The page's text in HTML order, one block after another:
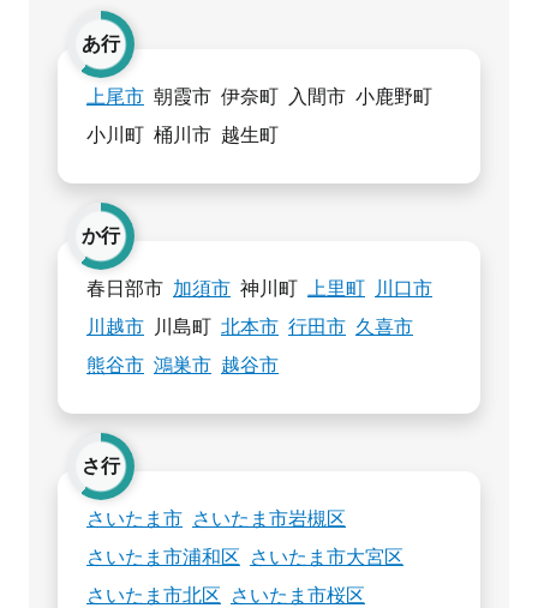
あ行
上尾市 朝霞市 伊奈町 入間市 小鹿野町
小川町 桶川市 越生町
か行
春日部市 加須市 神川町 上里町
川口市
川越市
川島町 北本市 行田市 久喜市
熊谷市 鴻巣市 越谷市
さ行
さいたま市 さいたま市岩槻区
さいたま市浦和区
さいたま市大宮区
さいたま市北区
さいたま市桜区